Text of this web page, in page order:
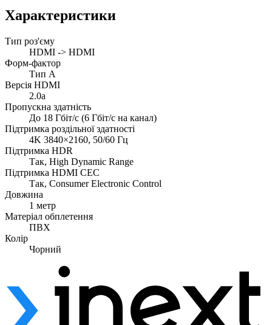
Характеристики
Тип роз'єму
HDMI -> HDMI
Форм-фактор
Тип A
Версія HDMI
2.0a
Пропускна здатність
До 18 Гбіт/с (6 Гбіт/с на канал)
Підтримка роздільної здатності
4K 3840×2160, 50/60 Гц
Підтримка HDR
Так, High Dynamic Range
Підтримка HDMI CEC
Так, Consumer Electronic Control
Довжина
1 метр
Матеріал обплетення
ПВХ
Колір
Чорний